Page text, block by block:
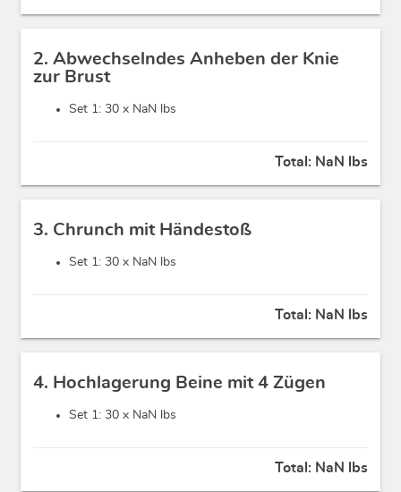
2. Abwechselndes Anheben der Knie
zur Brust
Set 1: 30 x NaN lbs
Total: NaN lbs
3. Chrunch mit Händestoß
Set 1: 30 x NaN lbs
Total: NaN lbs
4. Hochlagerung Beine mit 4 Zügen
Set 1: 30 x NaN lbs
Total: NaN lbs